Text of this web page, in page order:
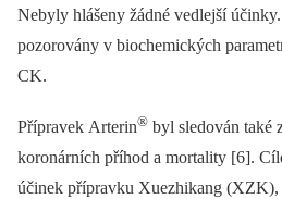
Nebyly hlášeny žádné vedlejší
pozorovány v biochemických
CK.
Přípravek Arterin® byl sledován také
koronárních příhod a mortality [6].
účinek přípravku Xuezhikang (XZK),